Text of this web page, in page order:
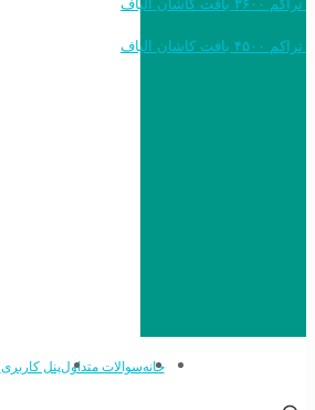
خرید به قیمت فرش ماشینی ۱۵۰۰ شانه تراکم ۴۵۰۰ بافت کاشان الیاف
خانهسوالات متداولپنل کاربری